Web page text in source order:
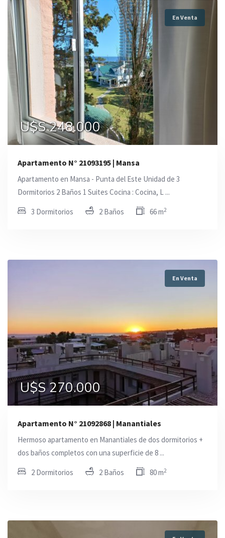
En Venta
U$S 248.000
Apartamento N° 21093195 | Mansa
Apartamento en Mansa - Punta del Este Unidad de 3
Dormitorios 2 Baños 1 Suites Cocina : Cocina, L ...
3 Dormitorios 2 Baños 66 m2
En Venta
U$S 270.000
Apartamento N° 21092868 | Manantiales
Hermoso apartamento en Manantiales de dos dormitorios +
dos baños completos con una superficie de 8 ...
2 Dormitorios 2 Baños 80 m2